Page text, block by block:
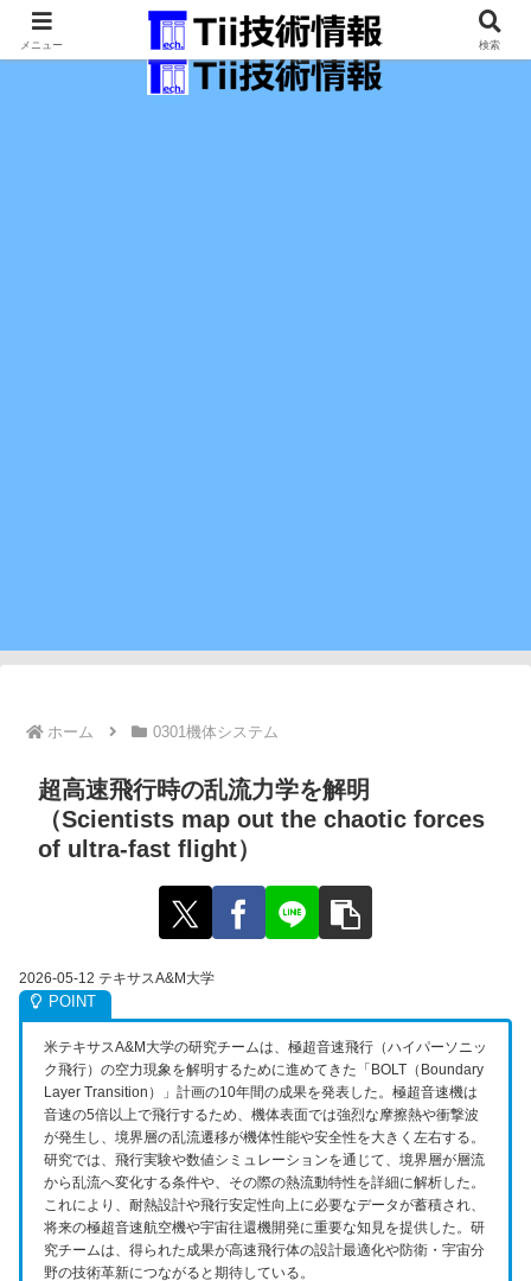
最新の科学技術の情報インフラ。
ホーム 0301機体システム
超高速飛行時の乱流力学を解明
（Scientists map out the chaotic forces
of ultra-fast flight）
2026-05-12 テキサスA&M大学
米テキサスA&M大学の研究チームは、極超音速飛行（ハイパーソニッ
ク飛行）の空力現象を解明するために進めてきた「BOLT（Boundary
Layer Transition）」計画の10年間の成果を発表した。極超音速機は
音速の5倍以上で飛行するため、機体表面では強烈な摩擦熱や衝撃波
が発生し、境界層の乱流遷移が機体性能や安全性を大きく左右する。
研究では、飛行実験や数値シミュレーションを通じて、境界層が層流
から乱流へ変化する条件や、その際の熱流動特性を詳細に解析した。
これにより、耐熱設計や飛行安定性向上に必要なデータが蓄積され、
将来の極超音速航空機や宇宙往還機開発に重要な知見を提供した。研
究チームは、得られた成果が高速飛行体の設計最適化や防衛・宇宙分
野の技術革新につながると期待している。
メニュー 検索